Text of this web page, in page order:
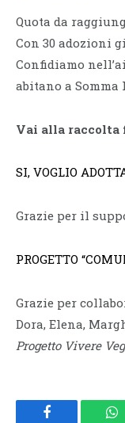
Quota da
Con 30 adozioni
Confidiamo
abitano a Somma
Vai alla raccolta
SI, VOGLIO
Grazie per il
PROGETTO
Grazie per
Dora, Elena,
Progetto Vivere